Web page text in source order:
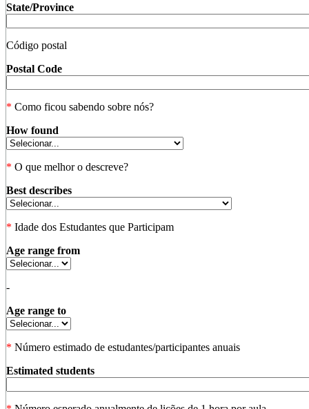
State/Province
Código postal
Postal Code
* Como ficou sabendo sobre nós?
How found
* O que melhor o descreve?
Best describes
* Idade dos Estudantes que Participam
Age range from
-
Age range to
* Número estimado de estudantes/participantes anuais
Estimated students